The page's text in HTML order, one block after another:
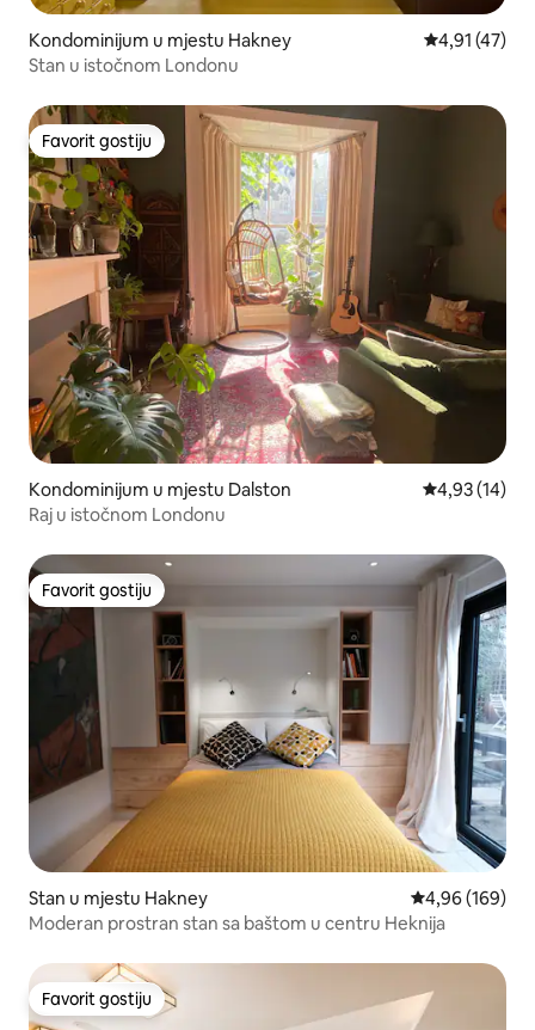
Kondominijum u mjestu Hakney prosječna
4,91 (47)
Stan u istočnom Londonu
Favorit gostiju
Favorit gostiju
Kondominijum u mjestu Dalston prosječna
4,93 (14)
Raj u istočnom Londonu
Favorit gostiju
Favorit gostiju
Stan u mjestu Hakney prosječna
4,96 (169)
Moderan prostran stan sa baštom u centru Heknija
Favorit gostiju
Favorit gostiju